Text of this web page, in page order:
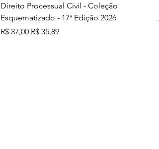
Direito Processual Civil - Coleção
Esquematizado - 17ª Edição 2026
Preço normal
R$ 37,00 Preço promocional
R$ 35,89